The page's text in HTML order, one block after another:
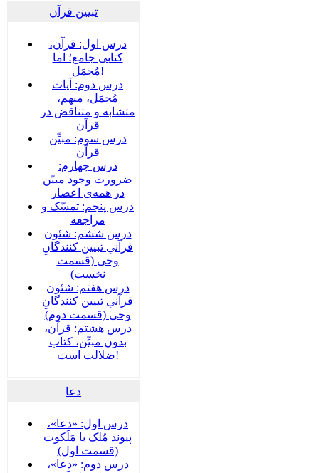
تبیین قرآن
درس اول: قرآن،
کتابی جامع؛ اما
مُجمَل!
درس دوم: آیات
مُجمَل، مبهم،
متشابه و متناقض در
قرآن
درس سوم: مبیِّن
قرآن
درس چهارم:
ضرورت وجود مبیّن
در همه‌ی اعصار
درس پنجم: تمسّک و
مراجعه
درس ششم: شئون
قرآنیِ تبیین کنندگانِ
وحی (قسمت
نخست)
درس هفتم: شئون
قرآنیِ تبیین کنندگانِ
وحی (قسمت دوم)
درس هشتم: قرآن،
بدون مبیِّن، کتاب
ضلالت است!
دعا
درس اول: «دعا»،
پیوند مُلک با مَلَکوت
(قسمت اول)
درس دوم: «دعا»،